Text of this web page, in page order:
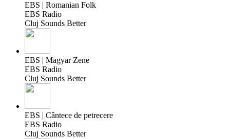
EBS | Romanian Folk
EBS Radio
Cluj Sounds Better
EBS | Magyar Zene
EBS Radio
Cluj Sounds Better
EBS | Cântece de petrecere
EBS Radio
Cluj Sounds Better